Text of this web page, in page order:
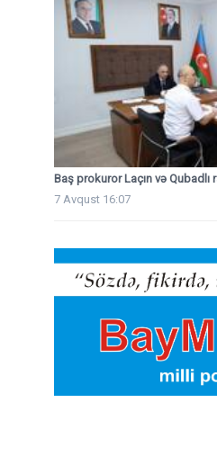
Baş prokuror Laçın və Qubadlı
7 Avqust 16:07